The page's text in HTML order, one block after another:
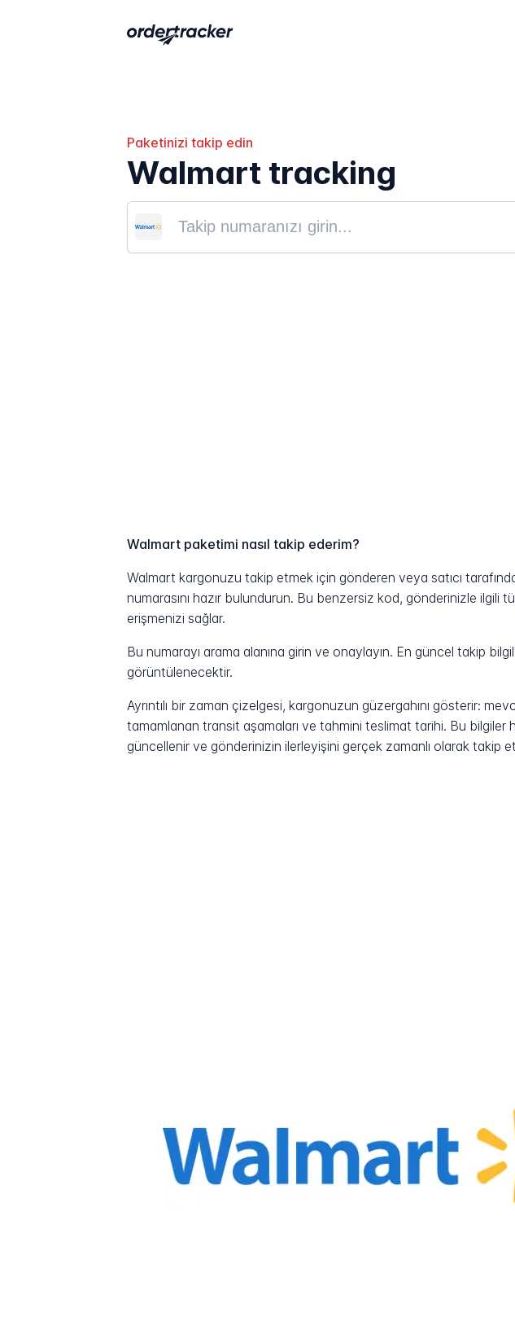
Paketinizi takip edin
Walmart tracking
Walmart paketimi nasıl takip ederim?
Walmart kargonuzu takip etmek için gönderen veya satıcı
numarasını hazır bulundurun. Bu benzersiz kod, gönderinizle ilgili
erişmenizi sağlar.
Bu numarayı arama alanına girin ve onaylayın. En güncel takip
görüntülenecektir.
Ayrıntılı bir zaman çizelgesi, kargonuzun güzergahını gösterir:
tamamlanan transit aşamaları ve tahmini teslimat tarihi. Bu bilgiler
güncellenir ve gönderinizin ilerleyişini gerçek zamanlı olarak takip